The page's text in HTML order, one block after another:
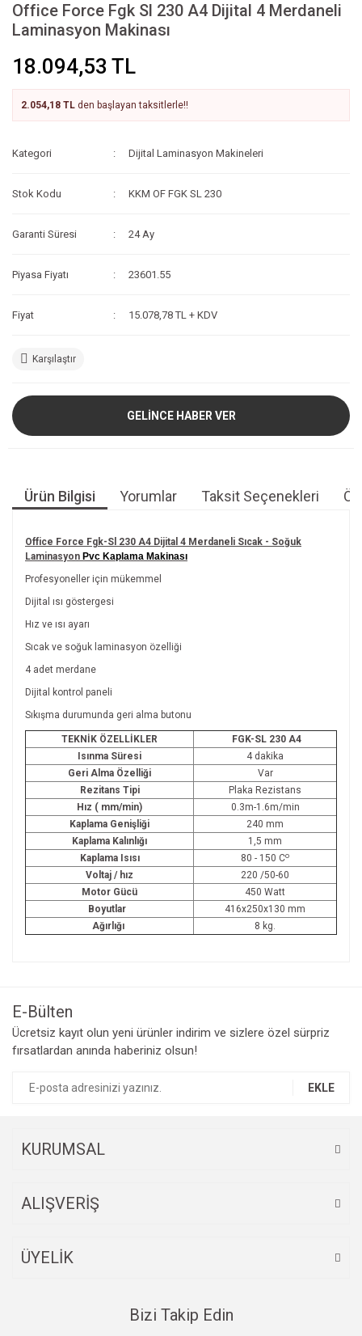
Office Force Fgk Sl 230 A4 Dijital 4 Merdaneli
Laminasyon Makinası
18.094,53 TL
2.054,18 TL den başlayan taksitlerle!!
Kategori Dijital Laminasyon Makineleri
Stok Kodu KKM OF FGK SL 230
Garanti Süresi 24 Ay
Piyasa Fiyatı 23601.55
Fiyat 15.078,78 TL + KDV
Karşılaştır
GELİNCE HABER VER
Ürün Bilgisi Yorumlar Taksit Seçenekleri
Office Force Fgk-Sl 230 A4 Dijital 4 Merdaneli Sıcak - Soğuk
Laminasyon Pvc Kaplama Makinası
Profesyoneller için mükemmel
Dijital ısı göstergesi
Hız ve ısı ayarı
Sıcak ve soğuk laminasyon özelliği
4 adet merdane
Dijital kontrol paneli
Sıkışma durumunda geri alma butonu
TEKNİK ÖZELLİKLER
FGK-SL 230 A4
Isınma Süresi
4 dakika
Geri Alma Özelliği
Var
Rezitans Tipi
Plaka Rezistans
Hız ( mm/min)
0.3m-1.6m/min
Kaplama Genişliği
240 mm
Kaplama Kalınlığı
1,5 mm
Kaplama Isısı
80 - 150 Co
Voltaj / hız
220 /50-60
Motor Gücü
450 Watt
Boyutlar
416x250x130 mm
Ağırlığı
8 kg.
Ürün resmi kalitesiz, bozuk veya görüntülenemiyor.
Ürün açıklamasında eksik bilgiler bulunuyor.
E-Bülten
Ücretsiz kayıt olun yeni ürünler indirim ve sizlere özel sürpriz
fırsatlardan anında haberiniz olsun!
EKLE
KURUMSAL
ALIŞVERİŞ
ÜYELİK
Bizi Takip Edin